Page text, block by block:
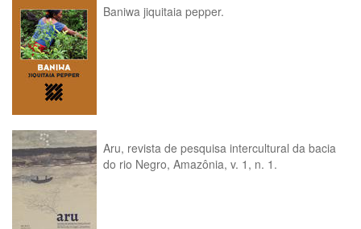
Baniwa jiquitaia pepper.
Aru, revista de pesquisa intercultural da bacia
do rio Negro, Amazônia, v. 1, n. 1.